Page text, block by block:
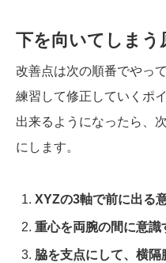
下を向いてしまう
改善点は次の順番でやっ
練習して修正していくポ
出来るようになったら、
にします。
XYZの3軸で前に出る
重心を両腕の間に意識
脇を支点にして、横